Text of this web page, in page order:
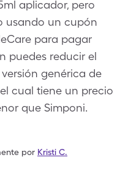
aplicador, pero
usando un cupón
para pagar
puedes reducir el
genérica de
cual tiene un precio
que Simponi.
por Kristi C.